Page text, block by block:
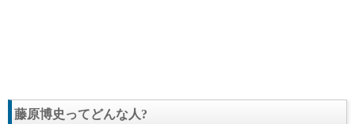
藤原博史ってどんな人?